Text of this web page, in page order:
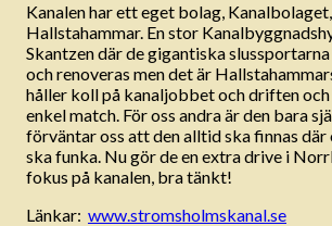
Kanalen har ett eget bolag,
Hallstahammar. En stor
Skantzen där de gigantiska
och renoveras men det är
håller koll på kanaljobbet och driften och
enkel match. För oss andra är den bara
förväntar oss att den alltid ska finnas där
ska funka. Nu gör de en extra drive i
fokus på kanalen, bra tänkt!
Länkar: www.stromsholmskanal.se